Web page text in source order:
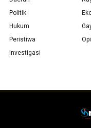
Politik
Hukum
Peristiwa
Investigasi